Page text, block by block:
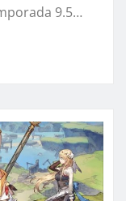
9.5…